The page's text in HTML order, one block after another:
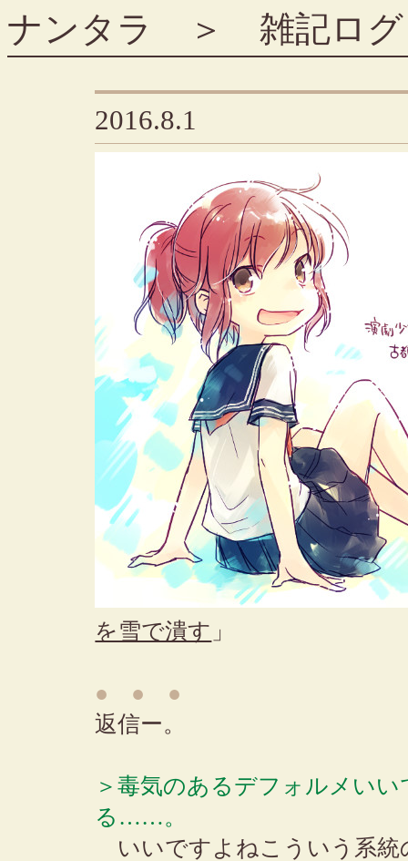
ナンタラ ＞ 雑記ログ
2016.8.1
を雪で潰す 」
● ● ●
返信ー。
＞毒気のあるデフォルメい
る……。
いいですよねこういう系統